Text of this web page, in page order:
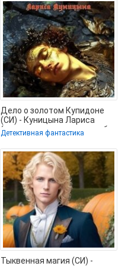
Дело о золотом Купидоне
(СИ) - Куницына Лариса
(читать полностью книгу без
Детективная фантастика
Тыквенная магия (СИ) -